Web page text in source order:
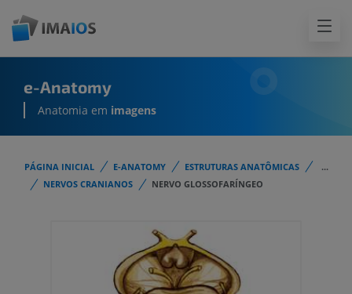
e-Anatomy
Anatomia em imagens
PÁGINA INICIAL E-ANATOMY ESTRUTURAS ANATÔMICAS
...
NERVOS CRANIANOS
NERVO GLOSSOFARÍNGEO